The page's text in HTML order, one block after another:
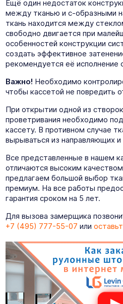
Ещё один недостаток
между тканью и с-образными
ткань находится между
свободно двигается при
особенностей конструкции
создать эффективное
рекомендуется её исполнение
Важно! Необходимо
чтобы кассетой не повредить
При открытии одной из
проветривания необходимо
кассету. В противном случае
вырываться из направляющих
Все представленные в нашем
отличаются высоким
предлагаем большой выбор
премиум. На все работы
гарантия сроком на 5 лет.
Для вызова замерщика
+7 (495) 777-55-07 или